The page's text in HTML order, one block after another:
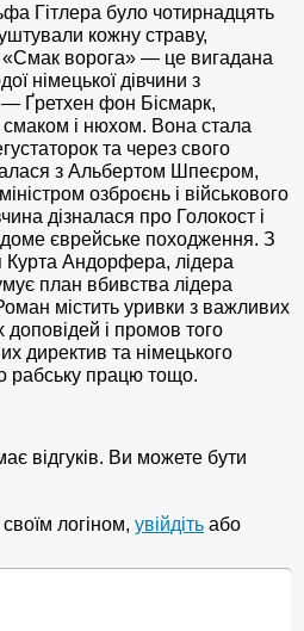
Гітлера було чотирнадцять
кожну страву,
«Смак ворога» — це вигадана
німецької дівчини з
— Ґретхен фон Бісмарк,
смаком і нюхом. Вона стала
та через свого
з Альбертом Шпеєром,
озброєнь і військового
дізналася про Голокост і
єврейське походження. З
Андорфера, лідера
план вбивства лідера
містить уривки з важливих
і промов того
директив та німецького
рабську працю тощо.
відгуків. Ви можете бути
логіном, увійдіть або